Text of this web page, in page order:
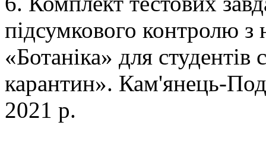
підсумкового контролю з
«Ботаніка» для студентів
карантин». Кам'янець-
2021 р.